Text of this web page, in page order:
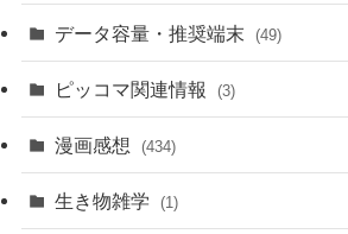
データ容量・推奨端末 (49)
ピッコマ関連情報 (3)
漫画感想 (434)
(20)
生き物雑学 (1)